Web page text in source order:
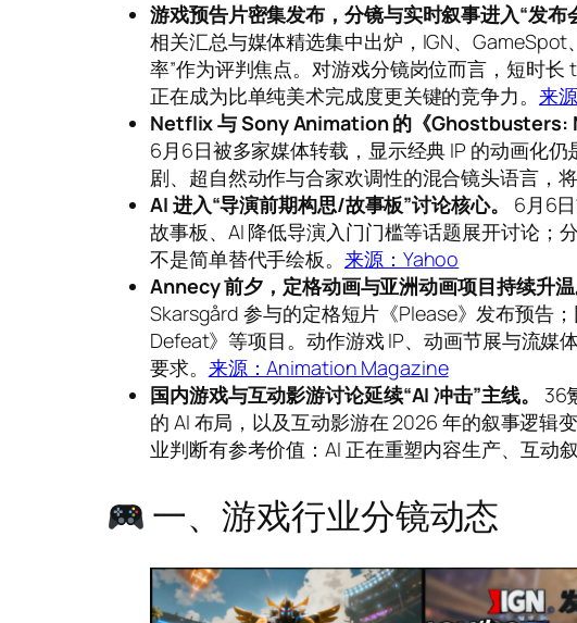
游戏预告片密集发布，分镜与实时叙事进入“发布
相关汇总与媒体精选集中出炉，IGN、
率”作为评判焦点。对游戏分镜岗位而言，短时
正在成为比单纯美术完成度更关键的竞争力。 来
Netflix 与 Sony Animation 的《Ghostbusters:
6月6日被多家媒体转载，显示经典 IP 的动画化
剧、超自然动作与合家欢调性的混合镜头语言，将
AI 进入“导演前期构思/故事板”讨论核心。
6月6
故事板、AI 降低导演入门门槛等话题展开讨论；
不是简单替代手绘板。 来源：Yahoo
Annecy 前夕，定格动画与亚洲动画项目持续升温
Skarsgård 参与的定格短片《Please》发布预告
Defeat》等项目。动作游戏 IP、动画节展与流媒
要求。 来源：Animation Magazine
国内游戏与互动影游讨论延续“AI 冲击”主线。
36
的 AI 布局，以及互动影游在 2026 年的叙事逻
业判断有参考价值：AI 正在重塑内容生产、互动
一、游戏行业分镜动态